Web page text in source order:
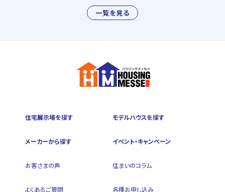
一覧を見る
住宅展示場を探す モデルハウスを探す
メーカーから探す イベント・キャンペーン
お客さまの声 住まいのコラム
よくあるご質問 各種お申し込み